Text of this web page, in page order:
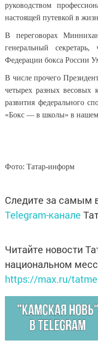
руководством
настоящей путевкой в
В переговорах
генеральный секретарь,
Федерации бокса России
В числе прочего
четырех разных весовых
развития федерального
«Бокс — в школы» в нашем
Фото: Татар-информ
Следите за самым
Telegram-канале
Читайте новости
национальном
https://max.ru/